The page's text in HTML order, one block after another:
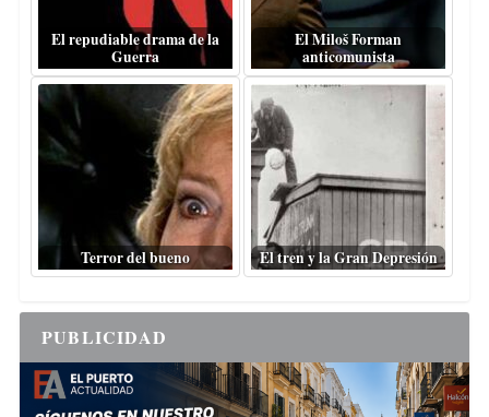
El repudiable drama de la
Guerra
El Miloš Forman
anticomunista
Terror del bueno El tren y la Gran Depresión
PUBLICIDAD